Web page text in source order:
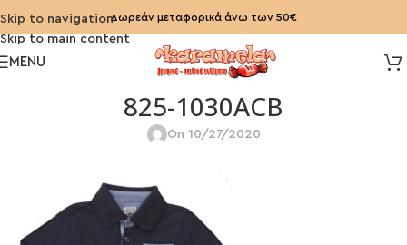
Skip to navigation
Skip to main content
Δωρεάν μεταφορικά άνω των 50€
MENU
825-1030ACB
On 10/27/2020